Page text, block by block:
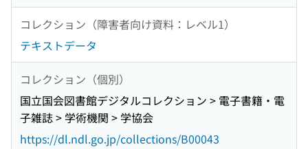
コレクション（障害者向け資料：レベル1）
テキストデータ
コレクション（個別）
国立国会図書館デジタルコレクション > 電子書籍・電
子雑誌 > 学術機関 > 学協会
https://dl.ndl.go.jp/collections/B00043